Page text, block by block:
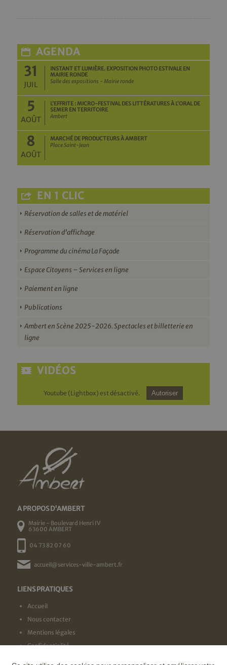
AGENDA
31
JUIL
INSTANT ET LUMIÈRE. EXPOSITION PHOTO ESTIVALE EN
MAIRIE RONDE
Salle des expositions - Mairie ronde
5
AOÛT
L’EFFRITE : MICRO-FESTIVAL DES LITTÉRATURES À L’ORAL DE
SEMER EN TERRITOIRE
Ambert
8
AOÛT
MARCHÉ DE PRODUCTEURS À AMBERT
Place Saint-Jean
EN 1 CLIC
Réservation de salles et de matériel
Réservation d’affichage
Programme du cinéma La Façade
Espace Citoyens – Services en ligne
Paiement en ligne
Publications
Ambert en Scène 2025-2026. Spectacles et billetterie en
ligne
VIDÉOS
Youtube (Lightbox) est désactivé. Autoriser
A PROPOS D'AMBERT
Mairie - Boulevard Henri IV
63600 AMBERT
04 73 82 07 60
accueil@services-ville-ambert.fr
LIENS PRATIQUES
Accueil
Nous contacter
Mentions légales
Confidentialité